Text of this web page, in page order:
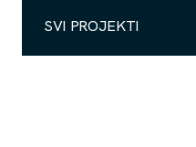
SVI PROJEKTI